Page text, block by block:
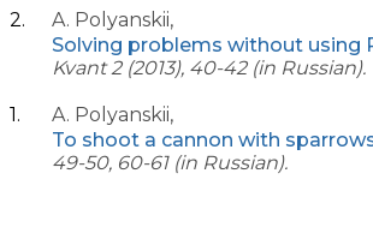
A. Polyanskii,
Solving problems without using
Kvant 2 (2013), 40-42 (in Russian).
A. Polyanskii,
To shoot a cannon with
49-50, 60-61 (in Russian).